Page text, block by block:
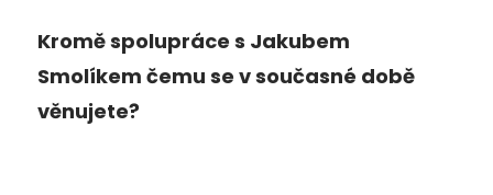
Kromě spolupráce s Jakubem
Smolíkem čemu se v současné době
věnujete?